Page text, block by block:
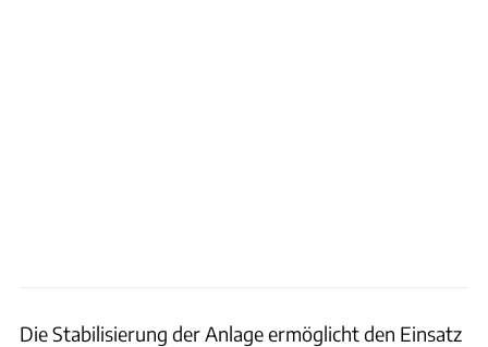
Die Stabilisierung der Anlage ermöglicht den Einsatz